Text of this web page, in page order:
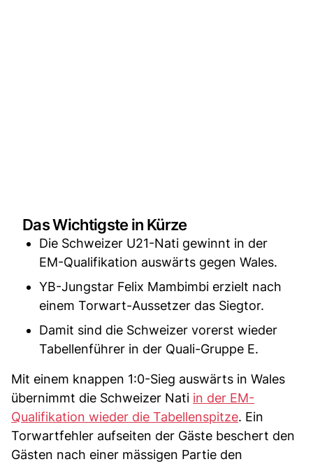
Das Wichtigste in Kürze
Die Schweizer U21-Nati gewinnt in der
EM-Qualifikation auswärts gegen Wales.
YB-Jungstar Felix Mambimbi erzielt nach
einem Torwart-Aussetzer das Siegtor.
Damit sind die Schweizer vorerst wieder
Tabellenführer in der Quali-Gruppe E.
Mit einem knappen 1:0-Sieg auswärts in Wales
übernimmt die Schweizer Nati in der EM-
Qualifikation wieder die Tabellenspitze. Ein
Torwartfehler aufseiten der Gäste beschert den
Gästen nach einer mässigen Partie den